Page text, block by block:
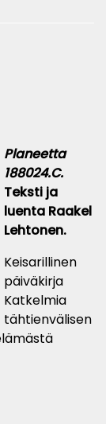
Planeetta
188024.C.
Teksti ja
luenta Raakel
Lehtonen.
Keisarillinen
päiväkirja
Katkelmia
tähtienvälisen